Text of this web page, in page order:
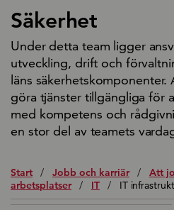
Säkerhet
Under detta team ligger
utveckling, drift och
läns
göra tjänster tillgängliga för
med kompetens och
en stor del av teamets
Start / Jobb och karriär / Att
arbetsplatser
/ IT / IT